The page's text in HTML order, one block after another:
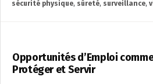
sécurité physique, sûreté, surveillance,
Opportunités d’Emploi
Protéger et Servir